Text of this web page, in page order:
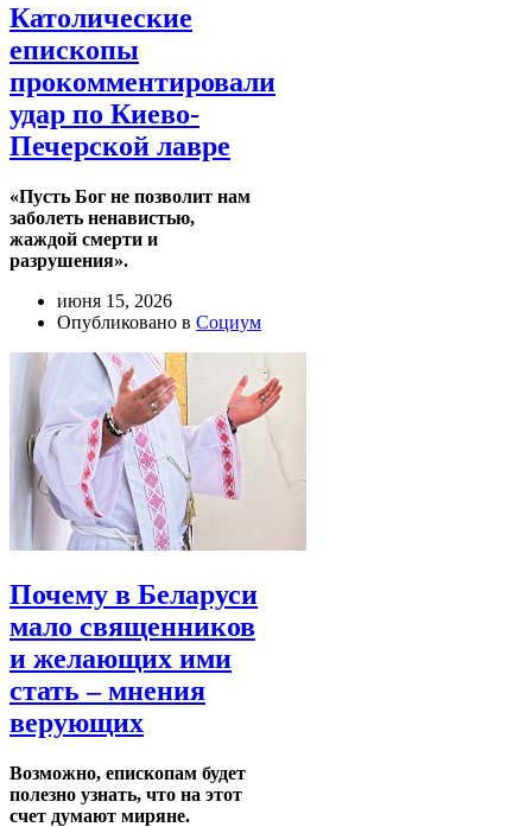
Католические
епископы
прокомментировали
удар по Киево-
Печерской лавре
«Пусть Бог не позволит нам
заболеть ненавистью,
жаждой смерти и
разрушения».
июня 15, 2026
Опубликовано в Социум
Почему в Беларуси
мало священников
и желающих ими
стать – мнения
верующих
Возможно, епископам будет
полезно узнать, что на этот
счет думают миряне.